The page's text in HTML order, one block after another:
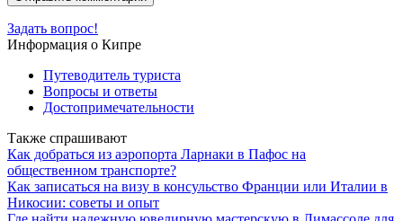
Задать вопрос!
Информация о Кипре
Путеводитель туриста
Вопросы и ответы
Достопримечательности
Также спрашивают
Как добраться из аэропорта Ларнаки в Пафос на
общественном транспорте?
Как записаться на визу в консульство Франции или Италии в
Никосии: советы и опыт